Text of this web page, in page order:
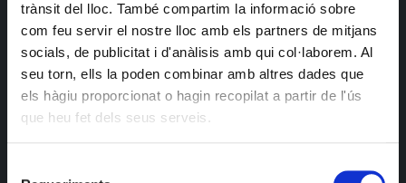
trànsit del lloc. També compartim la informació sobre
com feu servir el nostre lloc amb els partners de mitjans
socials, de publicitat i d'anàlisis amb qui col·laborem. Al
seu torn, ells la poden combinar amb altres dades que
els hàgiu proporcionat o hagin recopilat a partir de l'ús
que heu fet dels seus serveis.